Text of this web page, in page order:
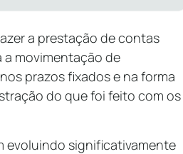
a prestação de contas
movimentação de
prazos fixados e na forma
do que foi feito com os
evoluindo significativamente